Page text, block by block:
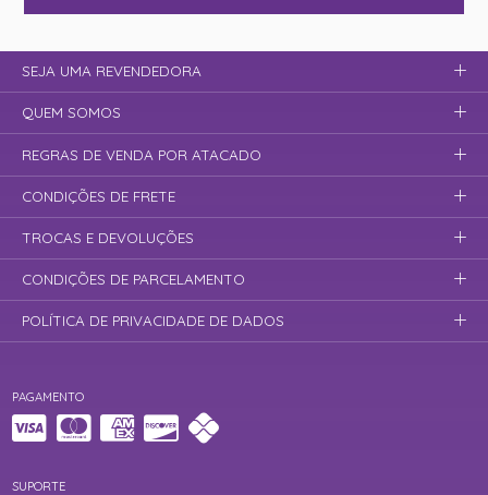
PAGAMENTO
SUPORTE
SEJA UMA REVENDEDORA
QUEM SOMOS
REGRAS DE VENDA POR ATACADO
CONDIÇÕES DE FRETE
TROCAS E DEVOLUÇÕES
CONDIÇÕES DE PARCELAMENTO
POLÍTICA DE PRIVACIDADE DE DADOS